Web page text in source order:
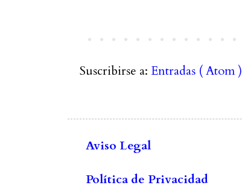
Suscribirse a: Entradas ( Atom )
Aviso Legal
Política de Privacidad